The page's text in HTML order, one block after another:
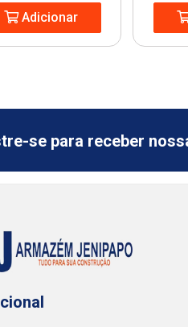
Adicionar
se para receber